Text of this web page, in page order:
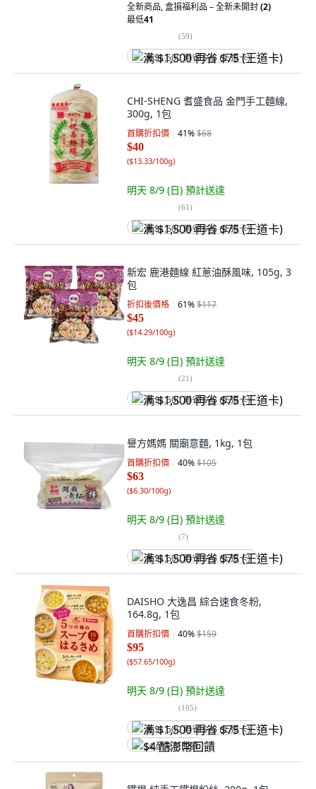
全新商品,盒損福利品 – 全新未開封(2)
最低41
(59)
满 $1,500 再省 $75 (王道卡)
CHI-SHENG 耆盛食品 金門手工麵線,
300g, 1包
首購折扣價 41%$68
$40
($13.33/100g)
明天 8/9 (日) 預計送達
(61)
满 $1,500 再省 $75 (王道卡)
新宏 鹿港麵線 紅蔥油酥風味, 105g, 3
包
折扣後價格 61%$117
$45
($14.29/100g)
明天 8/9 (日) 預計送達
(21)
满 $1,500 再省 $75 (王道卡)
譽方媽媽 關廟意麵, 1kg, 1包
首購折扣價 40%$105
$63
($6.30/100g)
明天 8/9 (日) 預計送達
(7)
满 $1,500 再省 $75 (王道卡)
DAISHO 大逸昌 綜合速食冬粉,
164.8g, 1包
首購折扣價 40%$159
$95
($57.65/100g)
明天 8/9 (日) 預計送達
(105)
满 $1,500 再省 $75 (王道卡)
$4 酷澎幣回饋